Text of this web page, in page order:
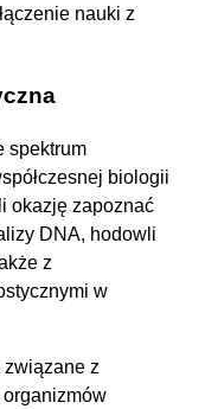
nauki z
spektrum
biologii
okazję zapoznać
DNA, hodowli
z
w
z